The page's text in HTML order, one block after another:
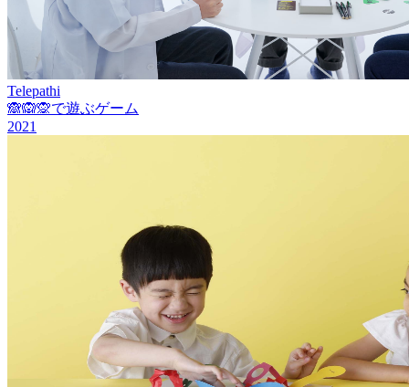
Telepathi
🙈🙉🙊で遊ぶゲーム
2021